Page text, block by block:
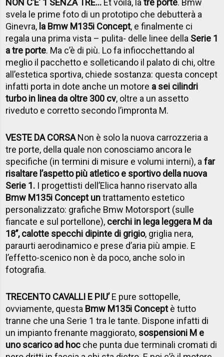
NON C’E’ 1 SENZA TRE… Et voilá, latre porte. Bmw
svela le prime foto di un prototipo che debutterà a
Ginevra, la Bmw M135i Concept, e finalmente ci
regala una prima vista – pulita- delle linee della Serie 1
a tre porte. Ma c’è di più. Lo fa infiocchettando al
meglio il pacchetto e solleticando il palato di chi, oltre
all’estetica sportiva, chiede sostanza: questa concept
infatti porta in dote anche un motore a sei cilindri
turbo in linea da oltre 300 cv, oltre a un assetto
riveduto e corretto secondo l’impronta M.
VESTE DA CORSANon è solo la nuova carrozzeria a
tre porte, della quale non conosciamo ancora le
specifiche (in termini di misure e volumi interni), afar
risaltare l’aspetto più atletico e sportivo della nuova
Serie 1. I progettisti dell’Elica hanno riservato alla
Bmw M135i Concept untrattamento estetico
personalizzato: grafiche Bmw Motorsport (sulle
fiancate e sul portellone), cerchi in lega leggera M da
18’’, calotte specchi dipinte di grigio, griglia nera,
paraurti aerodinamico e prese d’aria più ampie. E
l’effetto-scenico non è da poco, anche solo in
fotografia.
TRECENTO CAVALLI E PIU’E pure sottopelle,
ovviamente, questa Bmw M135i Conceptè tutto
tranne che una Serie 1 tra le tante. Dispone infatti di
un impianto frenante maggiorato, sospensioni M e
uno scarico ad hoc che punta due terminali cromati di